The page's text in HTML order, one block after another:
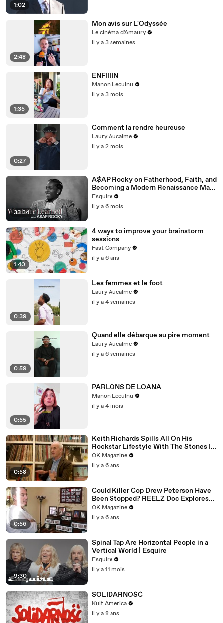
1:02
2:48
Mon avis sur L'Odyssée
Le cinéma d'Amaury
il y a 3 semaines
1:35
ENFIIIIN
Manon Leculnu
il y a 3 mois
0:27
Comment la rendre heureuse
Laury Aucalme
il y a 2 mois
33:34
A$AP Rocky on Fatherhood, Faith, and
Becoming a Modern Renaissance Man |
What I’ve Learned | Esquire
Esquire
il y a 6 mois
1:40
4 ways to improve your brainstorm
sessions
Fast Company
il y a 6 ans
0:39
Les femmes et le foot
Laury Aucalme
il y a 4 semaines
0:59
Quand elle débarque au pire moment
Laury Aucalme
il y a 6 semaines
0:55
PARLONS DE LOANA
Manon Leculnu
il y a 4 mois
0:58
Keith Richards Spills All On His
Rockstar Lifestyle With The Stones In
New REELZ Doc: Watch
OK Magazine
il y a 6 ans
0:56
Could Killer Cop Drew Peterson Have
Been Stopped? REELZ Doc Explores
The Murder: Watch
OK Magazine
il y a 6 ans
9:30
Spinal Tap Are Horizontal People in a
Vertical World | Esquire
Esquire
il y a 11 mois
SOLIDARNOŚĆ
Kult America
il y a 8 ans